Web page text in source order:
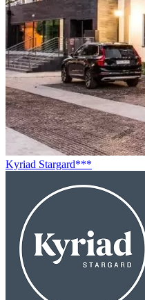
Kyriad Stargard***